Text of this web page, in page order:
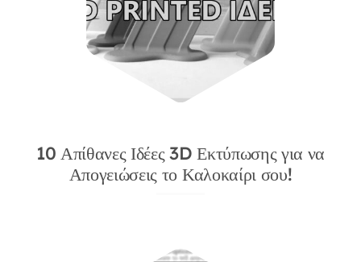
10 Απίθανες Ιδέες 3D Εκτύπωσης για να
Απογειώσεις το Καλοκαίρι σου!